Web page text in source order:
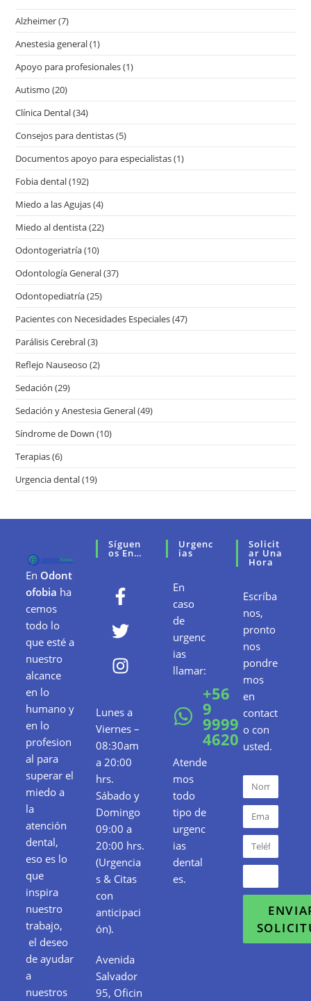
Alzheimer(7)
Anestesia general(1)
Apoyo para profesionales(1)
Autismo (20)
Clínica Dental(34)
Consejos para dentistas(5)
Documentos apoyo para especialistas(1)
Fobia dental(192)
Miedo a las Agujas(4)
Miedo al dentista(22)
Odontogeriatría(10)
Odontología General(37)
Odontopediatría(25)
Pacientes con Necesidades Especiales(47)
Parálisis Cerebral(3)
Reflejo Nauseoso (2)
Sedación (29)
Sedación y Anestesia General(49)
Síndrome de Down (10)
Terapias(6)
Urgencia dental(19)
En Odont
ofobia ha
cemos
todo lo
que esté a
nuestro
alcance
en lo
humano y
en lo
profesion
al para
superar el
miedo a
la
atención
dental,
eso es lo
que
inspira
nuestro
trabajo,
el deseo
de ayudar
a
nuestros
Síguen
Os En…
Lunes a
Viernes –
08:30am
a 20:00
hrs.
Sábado y
Domingo
09:00 a
20:00 hrs.
(Urgencia
s & Citas
con
anticipaci
ón).
Avenida
Salvador
95, Oficin
Urgenc
Ias
En
caso
de
urgenc
ias
llamar:
+56
9
9999
4620
Atende
mos
todo
tipo de
urgenc
ias
dental
es.
Solicit
Ar Una
Hora
Escríba
nos,
pronto
nos
pondre
mos
en
contact
o con
usted.